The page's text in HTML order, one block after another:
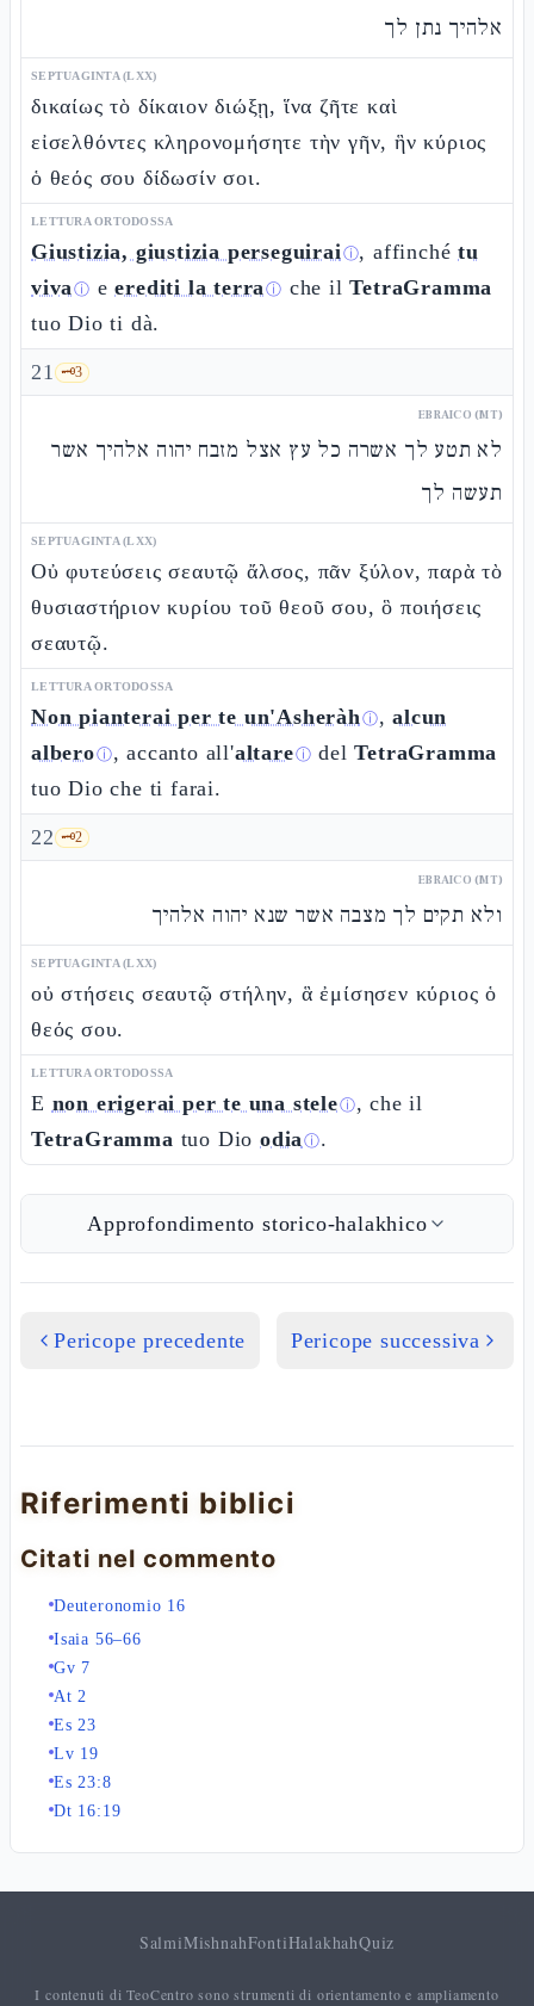
אלהיך נתן לך
SEPTUAGINTA (LXX)
δικαίως τὸ δίκαιον διώξῃ, ἵνα ζῆτε καὶ
εἰσελθόντες κληρονομήσητε τὴν γῆν, ἣν κύριος
ὁ θεός σου δίδωσίν σοι.
LETTURA ORTODOSSA
Giustizia, giustizia perseguiraiⓘ, affinchétu
vivaⓘ eerediti la terraⓘ che ilTetraGramma
tuo Dio ti dà.
21 🗝️3
EBRAICO (MT)
לא תטע לך אשרה כל עץ אצל מזבח יהוה אלהיך אשר
תעשה לך
SEPTUAGINTA (LXX)
Οὐ φυτεύσεις σεαυτῷ ἄλσος, πᾶν ξύλον, παρὰ τὸ
θυσιαστήριον κυρίου τοῦ θεοῦ σου, ὃ ποιήσεις
σεαυτῷ.
LETTURA ORTODOSSA
Non pianterai per te un'Asheràhⓘ,alcun
alberoⓘ, accanto all'altareⓘ delTetraGramma
tuo Dio che ti farai.
22 🗝️2
EBRAICO (MT)
ולא תקים לך מצבה אשר שנא יהוה אלהיך
SEPTUAGINTA (LXX)
οὐ στήσεις σεαυτῷ στήλην, ἃ ἐμίσησεν κύριος ὁ
θεός σου.
LETTURA ORTODOSSA
E non erigerai per te una steleⓘ, che il
TetraGramma tuo Dioodiaⓘ.
Approfondimento storico-halakhico
Pericope precedente Pericope successiva
Riferimenti biblici
Citati nel commento
Deuteronomio 16
Isaia 56–66
Gv 7
At 2
Es 23
Lv 19
Es 23:8
Dt 16:19
SalmiMishnahFontiHalakhahQuiz
I contenuti di TeoCentro sono strumenti di orientamento e ampliamento